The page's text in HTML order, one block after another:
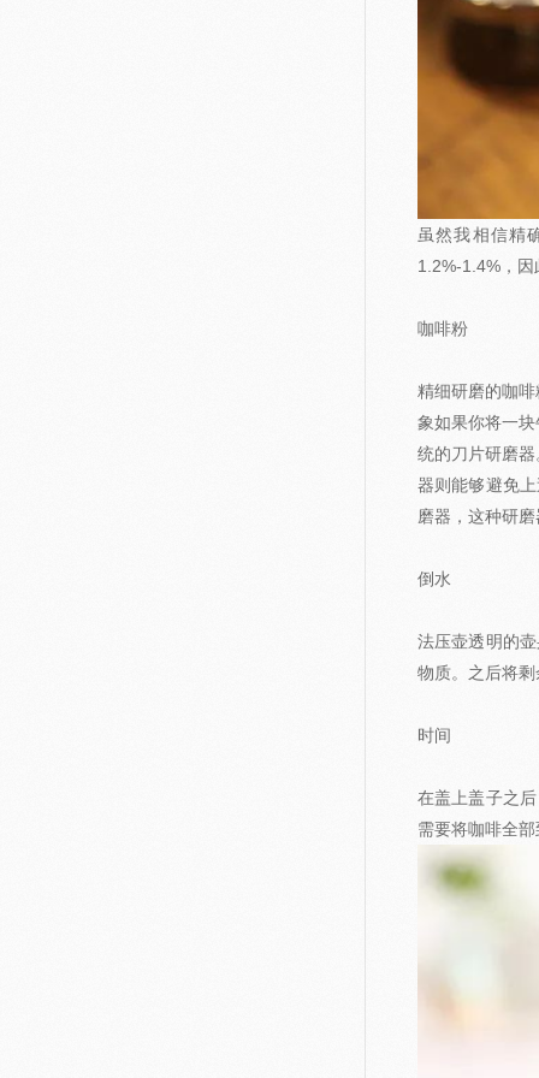
虽然我相信精
1.2%-1.4%，
咖啡粉
精细研磨的咖
象如果你将一
统的刀片研磨
器则能够避免
磨器，这种研
倒水
法压壶透明的
物质。之后将
时间
在盖上盖子之
需要将咖啡全